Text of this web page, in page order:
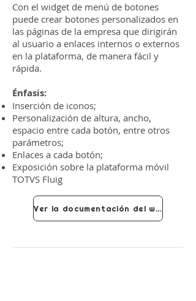
Con el widget de menú de botones
puede crear botones personalizados en
las páginas de la empresa que dirigirán
al usuario a enlaces internos o externos
en la plataforma, de manera fácil y
rápida.
Énfasis:
Inserción de iconos;
Personalización de altura, ancho,
espacio entre cada botón, entre otros
parámetros;
Enlaces a cada botón;
Exposición sobre la plataforma móvil
TOTVS Fluig
Ver la documentación del widget